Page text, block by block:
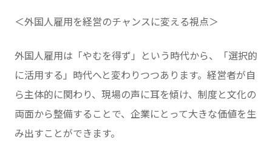
＜外国人雇用を経営のチャンスに変える視点＞
外国人雇用は「やむを得ず」という時代から、「選択的
に活用する」時代へと変わりつつあります。経営者が自
ら主体的に関わり、現場の声に耳を傾け、制度と文化の
両面から整備することで、企業にとって大きな価値を生
み出すことができます。